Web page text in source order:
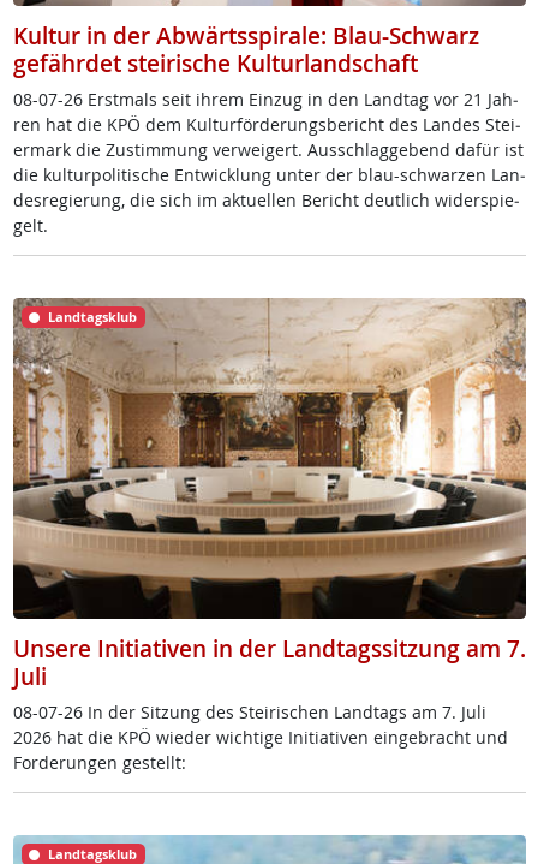
Kultur in der Abwärtsspirale: Blau-Schwarz
gefährdet steirische Kulturlandschaft
08-07-26 Erst­mals seit ih­rem Ein­zug in den Land­tag vor 21 Jah­
ren hat die KPÖ dem Kul­tur­för­de­rungs­be­richt des Lan­des Stei­
er­mark die Zu­stim­mung ver­wei­gert. Aus­schlag­ge­bend da­für ist
die kul­tur­po­li­ti­sche Ent­wick­lung un­ter der blau-schwar­zen Lan­
des­re­gie­rung, die sich im ak­tu­el­len Be­richt deut­lich wi­der­spie­
gelt.
Landtagsklub
Unsere Initiativen in der Landtagssitzung am 7.
Juli
08-07-26 In der Sit­zung des Stei­ri­schen Land­tags am 7. Ju­li
2026 hat die KPÖ wie­der wich­ti­ge In­i­tia­ti­ven ein­ge­bracht und
For­de­run­gen ge­s­tellt:
Landtagsklub